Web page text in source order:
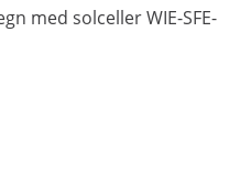
med solceller WIE-SFE-